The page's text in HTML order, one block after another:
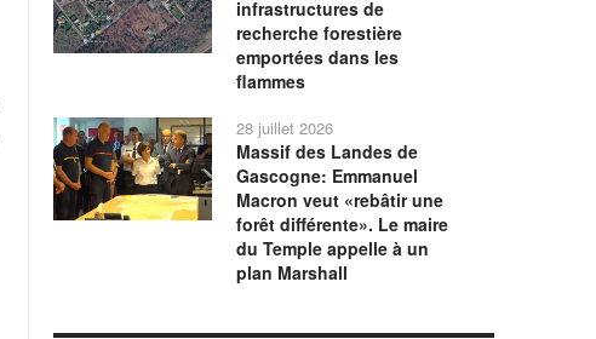
infrastructures de
recherche forestière
emportées dans les
flammes
28 juillet 2026
Massif des Landes de
Gascogne: Emmanuel
Macron veut «rebâtir une
forêt différente». Le maire
du Temple appelle à un
plan Marshall